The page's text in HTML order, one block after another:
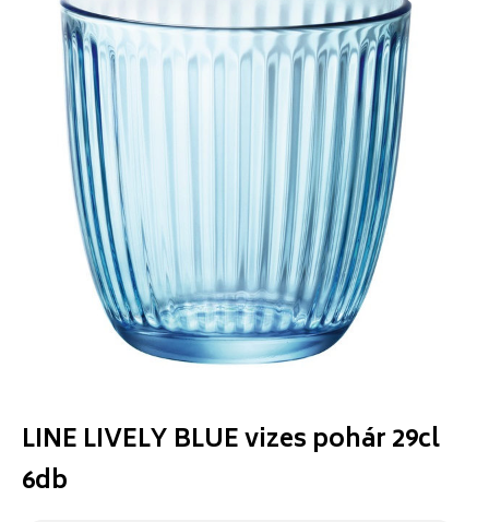
LINE LIVELY BLUE vizes pohár 29cl
6db